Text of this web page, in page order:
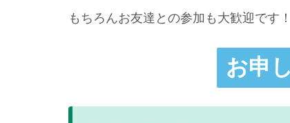
もちろんお友達との参加も大歓迎です！
お申